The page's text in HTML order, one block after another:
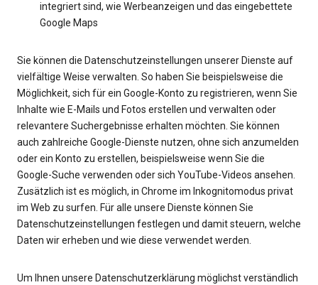
integriert sind, wie Werbeanzeigen und das eingebettete
Google Maps
Sie können die Datenschutzeinstellungen unserer Dienste auf
vielfältige Weise verwalten. So haben Sie beispielsweise die
Möglichkeit, sich für ein Google-Konto zu registrieren, wenn Sie
Inhalte wie E-Mails und Fotos erstellen und verwalten oder
relevantere Suchergebnisse erhalten möchten. Sie können
auch zahlreiche Google-Dienste nutzen, ohne sich anzumelden
oder ein Konto zu erstellen, beispielsweise wenn Sie die
Google-Suche verwenden oder sich YouTube-Videos ansehen.
Zusätzlich ist es möglich, in Chrome im Inkognitomodus privat
im Web zu surfen. Für alle unsere Dienste können Sie
Datenschutzeinstellungen festlegen und damit steuern, welche
Daten wir erheben und wie diese verwendet werden.
Um Ihnen unsere Datenschutzerklärung möglichst verständlich